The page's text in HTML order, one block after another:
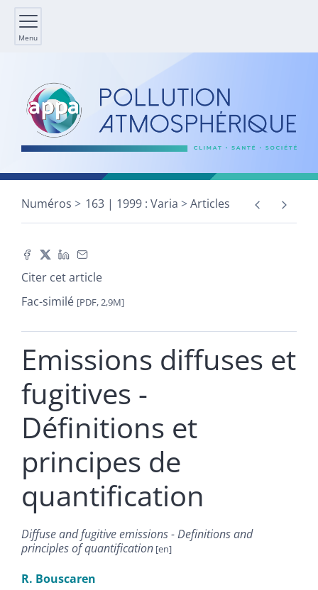
Menu
Numéros 163 | 1999 : Varia Articles
Citer cet article
Fac-similé [PDF, 2,9M]
Emissions diffuses et
fugitives -
Définitions et
principes de
quantification
Diffuse and fugitive emissions - Definitions and
principles of quantification
R. Bouscaren